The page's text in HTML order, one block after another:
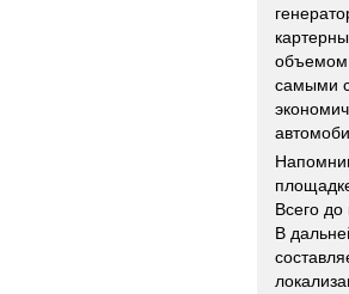
объемом
самыми
Всего до
В